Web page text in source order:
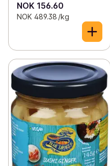
NOK 156.60
NOK 489.38 /kg